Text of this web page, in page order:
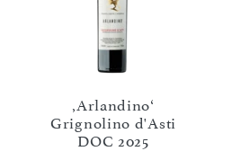
‚Arlandino‘
Grignolino d'Asti
DOC 2025